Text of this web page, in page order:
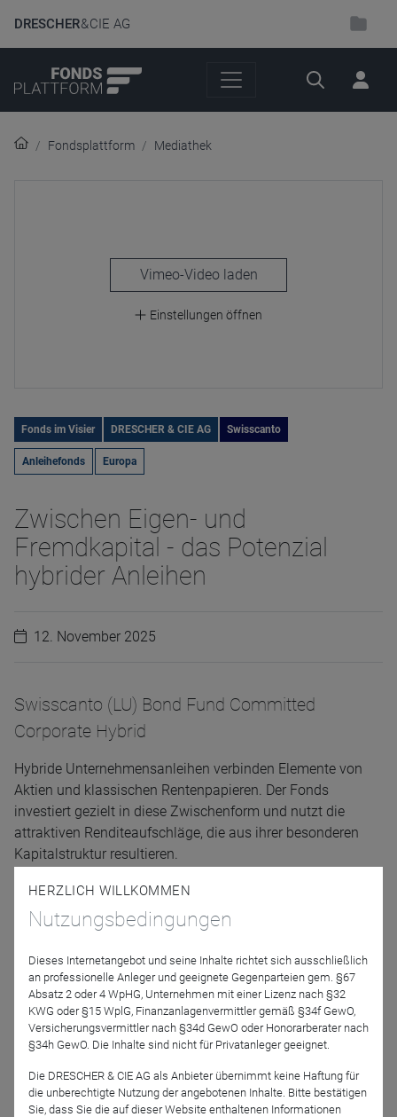
DRESCHER& CIE AG
Suche
Fondsplattform Mediathek
laden
Einstellungen öffnen
Fonds im Visier DRESCHER & CIE AG Swisscanto
Anleihefonds Europa
Zwischen Eigen- und
Fremdkapital - das Potenzial
hybrider Anleihen
12. November 2025
Swisscanto (LU) Bond Fund Committed
Corporate Hybrid
Hybride Unternehmensanleihen verbinden Elemente von
Aktien und klassischen Rentenpapieren. Der Fonds
investiert gezielt in diese Zwischenform und nutzt die
attraktiven Renditeaufschläge, die aus ihrer besonderen
Kapitalstruktur resultieren.
Hagen Fuchs
Zürcher Kantonalbank
HERZLICH WILLKOMMEN
Nutzungsbedingungen
Dieses Internetangebot und seine Inhalte richtet sich ausschließlich
an professionelle Anleger und geeignete Gegenparteien gem. §67
Absatz 2 oder 4 WpHG, Unternehmen mit einer Lizenz nach §32
KWG oder §15 WplG, Finanzanlagenvermittler gemäß §34f GewO,
Versicherungsvermittler nach §34d GewO oder Honorarberater nach
§34h GewO. Die Inhalte sind nicht für Privatanleger geeignet.
Die DRESCHER & CIE AG als Anbieter übernimmt keine Haftung für
die unberechtigte Nutzung der angebotenen Inhalte. Bitte bestätigen
Sie, dass Sie die auf dieser Website enthaltenen Informationen